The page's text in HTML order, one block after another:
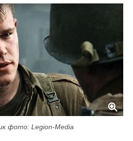
фото: Legion-Media